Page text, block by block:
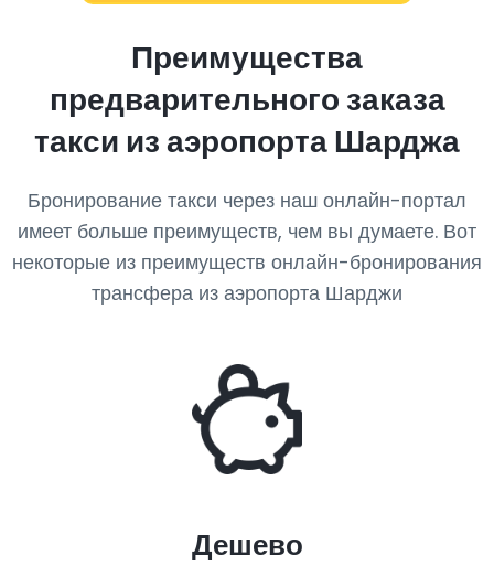
Преимущества
предварительного заказа
такси из аэропорта Шарджа
Бронирование такси через наш онлайн-портал
имеет больше преимуществ, чем вы думаете. Вот
некоторые из преимуществ онлайн-бронирования
трансфера из аэропорта Шарджи
Дешево